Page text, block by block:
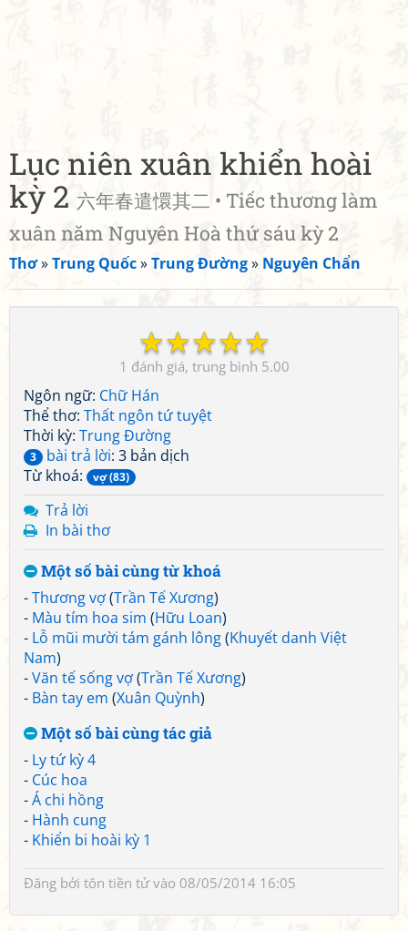
Lục niên xuân khiển hoài
kỳ 2 六年春遣懁其二 • Tiếc thương làm
xuân năm Nguyên Hoà thứ sáu kỳ 2
Thơ»Trung Quốc»Trung Đường» Nguyên Chẩn
☆
☆
☆
☆
☆
1 5.00
Ngôn ngữ: Chữ Hán
Thể thơ: Thất ngôn tứ tuyệt
Thời kỳ: Trung Đường
3 bài trả lời: 3 bản dịch
Từ khoá:
vợ (83)
Trả lời
In bài thơ
Một số bài cùng từ khoá
-Thương vợ(Trần Tế Xương)
- Màu tím hoa sim (Hữu Loan)
- Lỗ mũi mười tám gánh lông(Khuyết danh Việt
Nam)
-Văn tế sống vợ(Trần Tế Xương)
- Bàn tay em (Xuân Quỳnh)
Một số bài cùng tác giả
- Ly tứ kỳ 4
- Cúc hoa
-Á chi hồng
- Hành cung
- Khiển bi hoài kỳ 1
Đăng bởi tôn tiền tửvào 08/05/2014 16:05